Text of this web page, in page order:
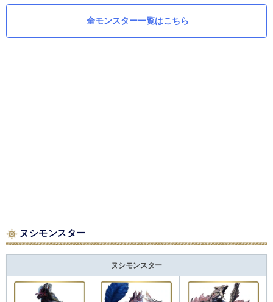
全モンスター一覧はこちら
ヌシモンスター
ヌシモンスター